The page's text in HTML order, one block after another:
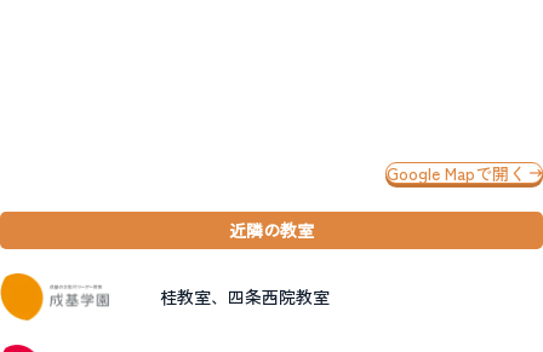
Google Mapで開く
近隣の教室
桂教室、四条西院教室